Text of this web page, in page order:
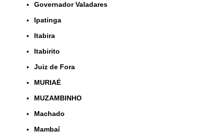
Governador Valadares
Ipatinga
Itabira
Itabirito
Juiz de Fora
MURIAÉ
MUZAMBINHO
Machado
Mambaí